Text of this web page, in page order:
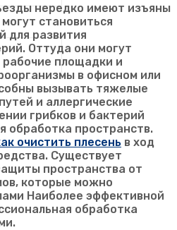
нередко имеют изъяны
становиться
для развития
Оттуда они могут
рабочие площадки и
в офисном или
вызывать тяжелые
и аллергические
грибков и бактерий
обработка пространств.
очистить плесень в ход
Существует
пространства от
которые можно
Наиболее эффективной
обработка